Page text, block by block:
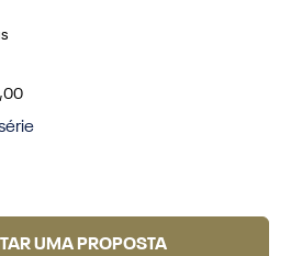
UMA PROPOSTA